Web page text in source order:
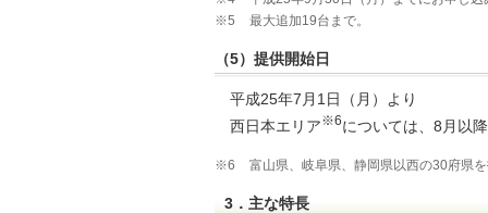
※5
最大追加19台まで。
（5）提供開始日
平成25年7月1日（月）より
西日本エリア※6については、8月以
※6 富山県、岐阜県、静岡県以西の30府県
3．主な特長